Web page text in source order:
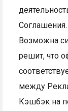
Соглашения.
Возможна
решит, что
между
Кэшбэк на